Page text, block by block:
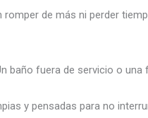
de más ni perder
fuera de servicio o una
y pensadas para no